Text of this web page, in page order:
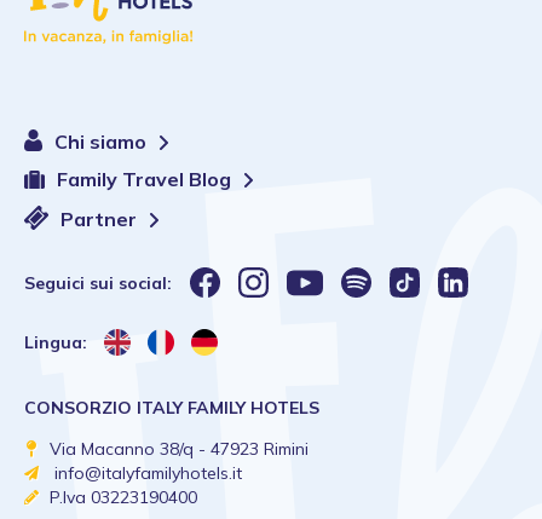
Chi siamo
Family Travel Blog
Partner
Seguici sui social:
Lingua:
CONSORZIO ITALY FAMILY HOTELS
Via Macanno 38/q - 47923 Rimini
info@italyfamilyhotels.it
P.Iva 03223190400